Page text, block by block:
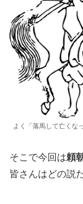
よく「落馬して亡くな
そこで今回は頼
皆さんはどの説